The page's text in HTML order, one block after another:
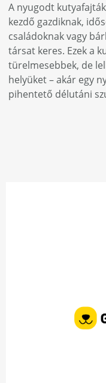
A nyugodt
kezdő gazdiknak,
családoknak vagy
társat keres. Ezek a
türelmesebbek, de
helyüket – akár egy
pihentető délutáni